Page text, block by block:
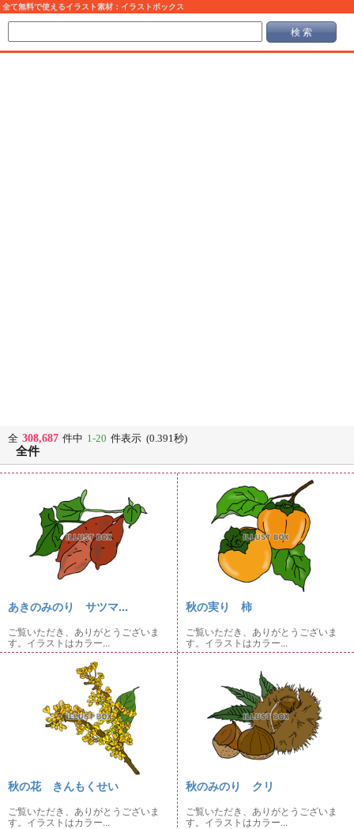
全て無料で使えるイラスト素材：イラストボックス
検 索
全 308,687 件中 1-20 件表示 (0.391秒)
全件
あきのみのり サツマ...
ご覧いただき、ありがとうございま
す。イラストはカラー...
秋の実り 柿
ご覧いただき、ありがとうございま
す。イラストはカラー...
秋の花 きんもくせい
ご覧いただき、ありがとうございま
す。イラストはカラー...
秋のみのり クリ
ご覧いただき、ありがとうございま
す。イラストはカラー...